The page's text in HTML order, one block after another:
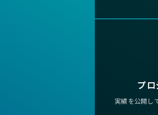
プ
実績を公開し